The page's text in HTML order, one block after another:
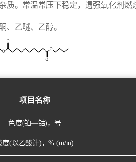
质。常温常压下稳定，遇强氧化剂燃
、乙醚、乙醇。
项目名称
色度(铂—钴)，号
度(以乙酸计)，% (m/m)